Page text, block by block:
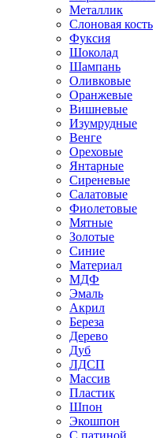
Металлик
Слоновая кость
Фуксия
Шоколад
Шампань
Оливковые
Оранжевые
Вишневые
Изумрудные
Венге
Ореховые
Янтарные
Сиреневые
Салатовые
Фиолетовые
Мятные
Золотые
Синие
Материал
МДФ
Эмаль
Акрил
Береза
Дерево
Дуб
ЛДСП
Массив
Пластик
Шпон
Экошпон
С патиной